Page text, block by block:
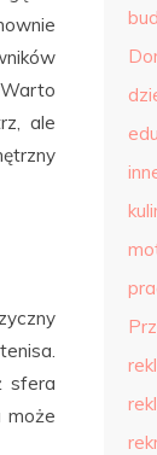
ale
sfera
może